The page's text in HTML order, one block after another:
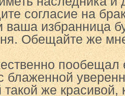
согласие на
ваша избранница
Обещайте же
пообещал
блаженной
такой же красивой,